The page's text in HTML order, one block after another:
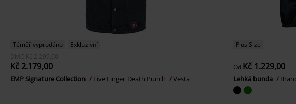
Téměř vyprodáno
Exkluzivní
DMC
Kč 2.299,00
Kč 2.179,00
EMP Signature Collection Five Finger Death Punch Vesta
Plus Size
Od Kč 1.229,00
Lehká bunda